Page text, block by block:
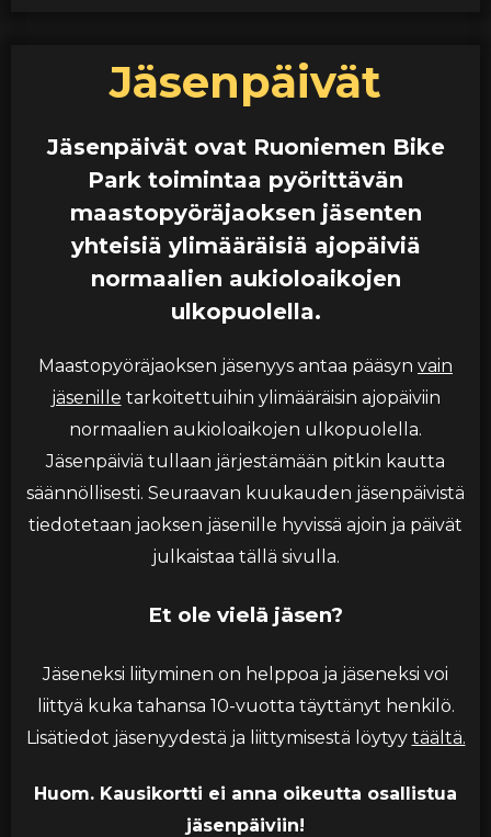
Jäsenpäivät
Jäsenpäivät ovat Ruoniemen Bike
Park toimintaa pyörittävän
maastopyöräjaoksen jäsenten
yhteisiä ylimääräisiä ajopäiviä
normaalien aukioloaikojen
ulkopuolella.
Maastopyöräjaoksen jäsenyys antaa pääsyn vain
jäsenille tarkoitettuihin ylimääräisin ajopäiviin
normaalien aukioloaikojen ulkopuolella.
Jäsenpäiviä tullaan järjestämään pitkin kautta
säännöllisesti. Seuraavan kuukauden jäsenpäivistä
tiedotetaan jaoksen jäsenille hyvissä ajoin ja päivät
julkaistaa tällä sivulla.
Et ole vielä jäsen?
Jäseneksi liityminen on helppoa ja jäseneksi voi
liittyä kuka tahansa 10-vuotta täyttänyt henkilö.
Lisätiedot jäsenyydestä ja liittymisestä löytyy täältä.
Huom. Kausikortti ei anna oikeutta osallistua
jäsenpäiviin!